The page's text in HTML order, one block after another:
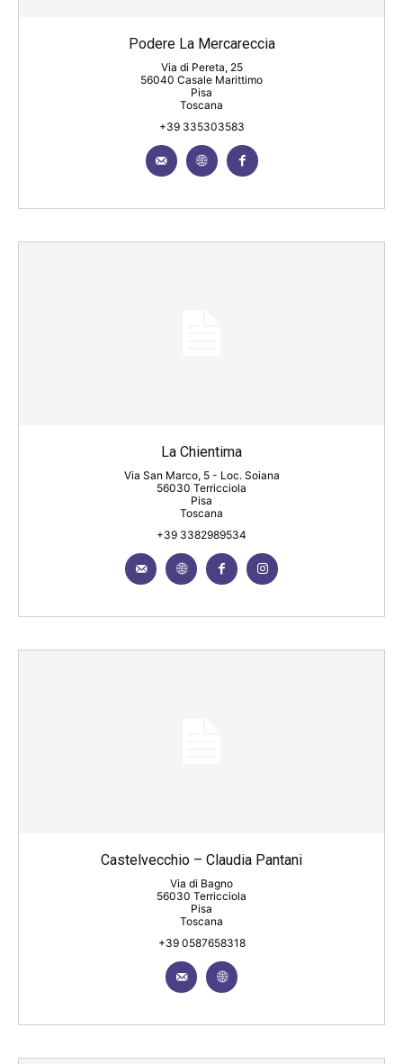
Podere La Mercareccia
Via di Pereta, 25
56040 Casale Marittimo
Pisa
Toscana
+39 335303583
La Chientima
Via San Marco, 5 - Loc. Soiana
56030 Terricciola
Pisa
Toscana
+39 3382989534
Castelvecchio – Claudia Pantani
Via di Bagno
56030 Terricciola
Pisa
Toscana
+39 0587658318